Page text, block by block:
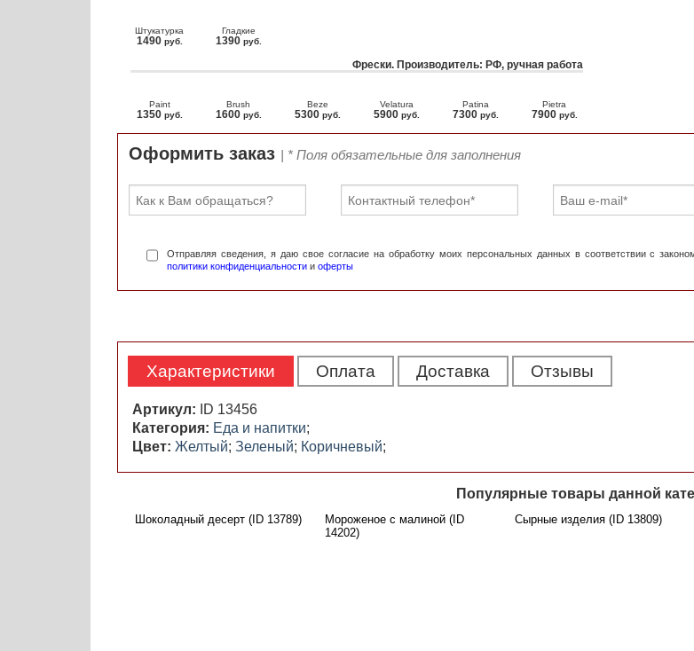
Штукатурка
1490 руб.
Гладкие
1390 руб.
Фрески. Производитель: РФ, ручная работа
Paint
1350 руб.
Brush
1600 руб.
Beze
5300 руб.
Velatura
5900 руб.
Patina
7300 руб.
Pietra
7900 руб.
Оформить заказ | * Поля обязательные для заполнения
Отправляя сведения, я даю свое согласие на обработку моих персональных данных в соответствии с
политики конфиденциальности и оферты
Характеристики Оплата Доставка Отзывы
Артикул:
ID 13456
Категория: Еда и напитки;
Цвет: Желтый; Зеленый; Коричневый;
Популярные товары данной
Шоколадный десерт (ID 13789)
Мороженое с малиной (ID
14202)
Сырные изделия (ID 13809)